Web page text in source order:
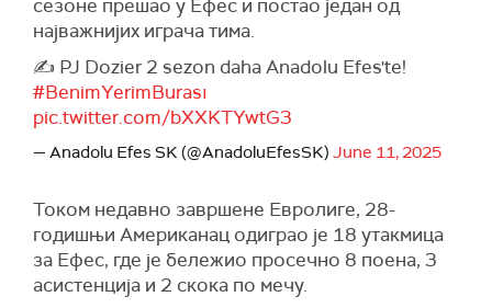
сезоне прешао у Ефес и постао један од
најважнијих играча тима.
✍️ PJ Dozier 2 sezon daha Anadolu Efes'te!
#BenimYerimBurası
pic.twitter.com/bXXKTYwtG3
— Anadolu Efes SK (@AnadoluEfesSK) June 11, 2025
Током недавно завршене Евролиге, 28-
годишњи Американац одиграо је 18 утакмица
за Ефес, где је бележио просечно 8 поена, 3
асистенција и 2 скока по мечу.